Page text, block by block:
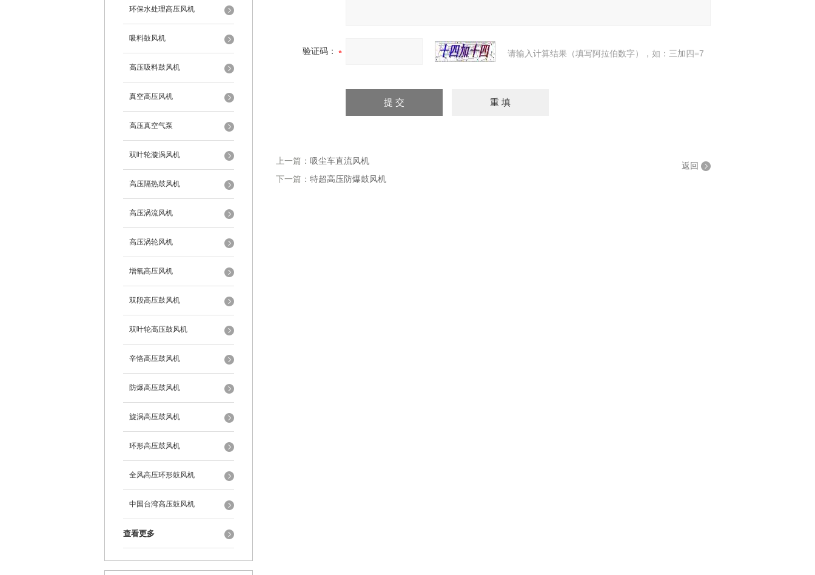
环保水处理高压风机
吸料鼓风机
高压吸料鼓风机
真空高压风机
高压真空气泵
双叶轮漩涡风机
高压隔热鼓风机
高压涡流风机
高压涡轮风机
增氧高压风机
双段高压鼓风机
双叶轮高压鼓风机
辛恪高压鼓风机
防爆高压鼓风机
旋涡高压鼓风机
环形高压鼓风机
全风高压环形鼓风机
中国台湾高压鼓风机
查看更多
验证码： 请输入计算结果（填写阿拉伯数字），如：三加四=7
上一篇： 吸尘车直流风机
下一篇： 特超高压防爆鼓风机
返回